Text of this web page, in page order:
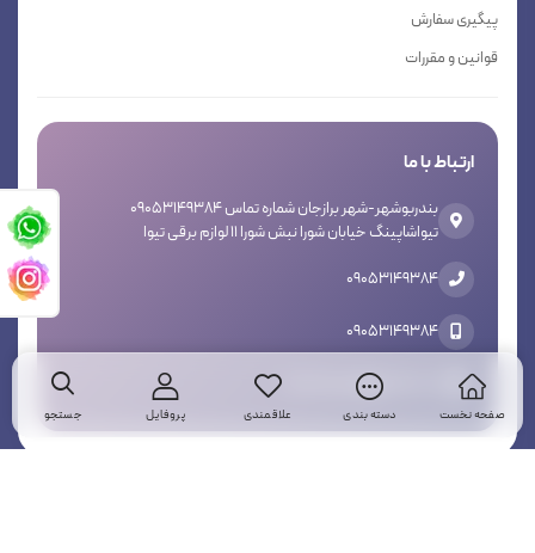
پیگیری سفارش
قوانین و مقررات
ارتباط با ما
بندربوشهر-شهر برازجان شماره تماس 09053149384
تیواشاپینگ خیابان شورا نبش شورا 11 لوازم برقی تیوا
09053149384
09053149384
tivashoping@gmailcom
صفحه نخست دسته بندی علاقمندی پروفایل جستجو